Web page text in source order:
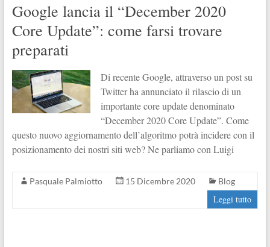
Google lancia il “December 2020
Core Update”: come farsi trovare
preparati
Di recente Google, attraverso un post su
Twitter ha annunciato il rilascio di un
importante core update denominato
“December 2020 Core Update”. Come
questo nuovo aggiornamento dell’algoritmo potrà incidere con il
posizionamento dei nostri siti web? Ne parliamo con Luigi
Pasquale Palmiotto 15 Dicembre 2020 Blog
Leggi tutto